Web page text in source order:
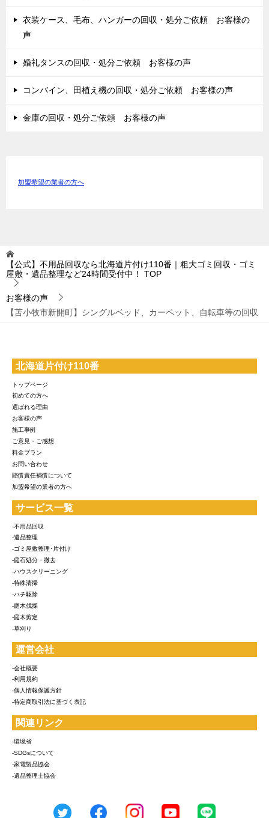
衣装ケース、毛布、ハンガーの回収・処分ご依頼 お客様の
声
婚礼タンスの回収・処分ご依頼 お客様の声
コンバイン、田植え機の回収・処分ご依頼 お客様の声
金庫の回収・処分ご依頼 お客様の声
加盟希望の業者の方へ
【公式】不用品回収なら北海道片付け110番｜粗大ゴミ回収・ゴミ
屋敷・遺品整理など24時間受付中！
TOP
お客様の声
【苫小牧市新開町】シングルベッド、カーペット、自転車等の回収
北海道片付け110番
トップページ
初めての方へ
選ばれる理由
お客様の声
施工事例
ご意見・ご感想
料金プラン
お問い合わせ
賠償責任補償について
加盟希望の業者の方へ
サービス一覧
-不用品回収
-遺品整理
-ゴミ屋敷整理･片付け
-庭石処分・撤去
-ハウスクリーニング
-特殊清掃
-ハチ駆除
-庭木伐採
-庭木剪定
-草刈り
運営会社
-会社概要
-利用規約
-個人情報保護方針
-特定商取引法に基づく表記
関連リンク
-環境省
-SDGsについて
-家電製品協会
-遺品整理士協会